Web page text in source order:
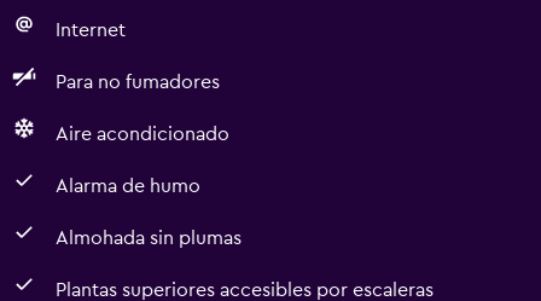
Internet
Para no fumadores
Aire acondicionado
Alarma de humo
Almohada sin plumas
Plantas superiores accesibles por escaleras